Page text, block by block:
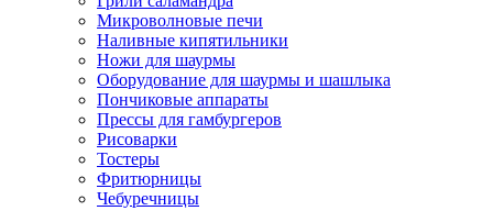
Микроволновые печи
Наливные кипятильники
Ножи для шаурмы
Оборудование для шаурмы и шашлыка
Пончиковые аппараты
Прессы для гамбургеров
Рисоварки
Тостеры
Фритюрницы
Чебуречницы